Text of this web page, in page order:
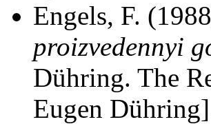
Engels, F.
proizvedennyi
Dühring. The
Eugen